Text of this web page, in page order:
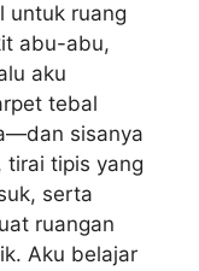
untuk ruang
abu-abu,
aku
tebal
sisanya
tirai tipis yang
serta
ruangan
Aku belajar